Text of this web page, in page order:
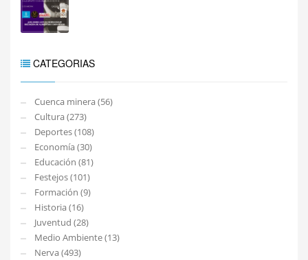
CATEGORIAS
Cuenca minera (56)
Cultura (273)
Deportes (108)
Economía (30)
Educación (81)
Festejos (101)
Formación (9)
Historia (16)
Juventud (28)
Medio Ambiente (13)
Nerva (493)